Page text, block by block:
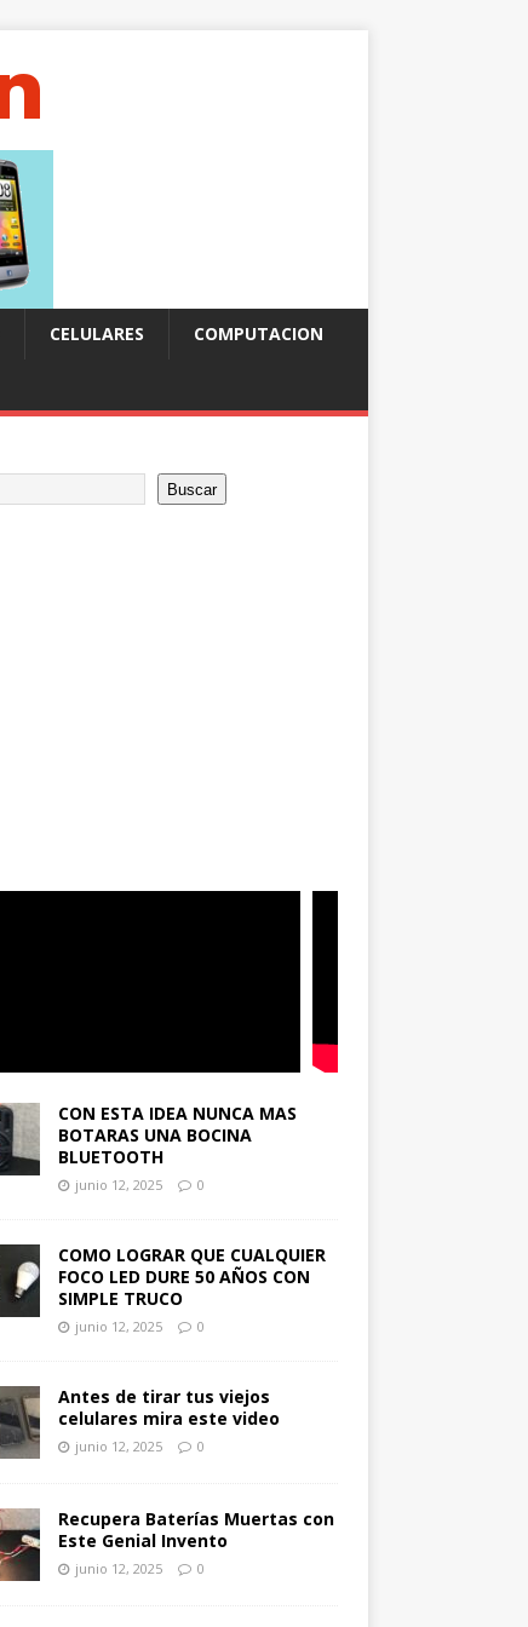
CELULARES COMPUTACION
Buscar
CON ESTA IDEA NUNCA MAS
BOTARAS UNA BOCINA
BLUETOOTH
junio 12, 2025 0
COMO LOGRAR QUE CUALQUIER
FOCO LED DURE 50 AÑOS CON
SIMPLE TRUCO
junio 12, 2025 0
Antes de tirar tus viejos
celulares mira este video
junio 12, 2025 0
Recupera Baterías Muertas con
Este Genial Invento
junio 12, 2025 0